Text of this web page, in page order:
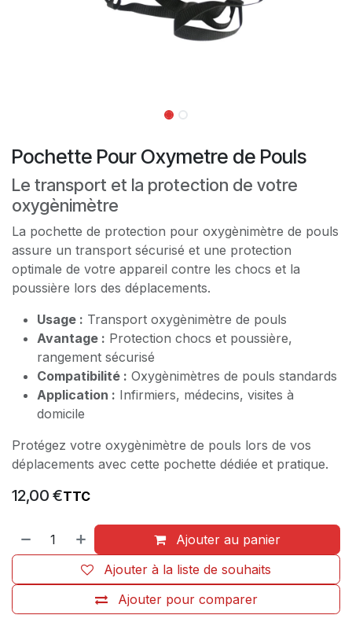
Pochette Pour Oxymetre de Pouls
Le transport et la protection de votre
oxygènimètre
La pochette de protection pour oxygènimètre de pouls
assure un transport sécurisé et une protection
optimale de votre appareil contre les chocs et la
poussière lors des déplacements.
Usage : Transport oxygènimètre de pouls
Avantage : Protection chocs et poussière,
rangement sécurisé
Compatibilité : Oxygènimètres de pouls standards
Application : Infirmiers, médecins, visites à
domicile
Protégez votre oxygènimètre de pouls lors de vos
déplacements avec cette pochette dédiée et pratique.
12,00 €TTC
Ajouter au panier
Ajouter pour comparer
Ajouter à la liste de souhaits